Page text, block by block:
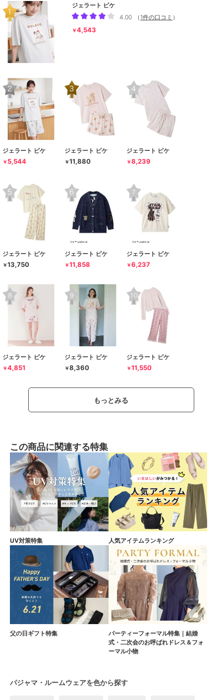
ジェラート ピケ
4.00
（ 1件の口コミ ）
￥4,543
ジェラート ピケ
￥ 5,544
ジェラート ピケ
￥11,880
ジェラート ピケ
￥8,239
ジェラート ピケ
￥13,750
ジェラート ピケ
￥11,858
ジェラート ピケ
￥6,237
ジェラート ピケ
￥4,851
ジェラート ピケ
￥8,360
ジェラート ピケ
￥11,550
もっとみる
この商品に関連する特集
UV対策特集 人気アイテムランキング
父の日ギフト特集
パーティーフォーマル特集｜結婚
式・二次会のお呼ばれドレス＆フォ
ーマル小物
パジャマ・ルームウェアを色から探す